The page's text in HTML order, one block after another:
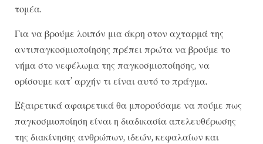
τομέα.
Για να βρούμε λοιπόν μια άκρη στον αχταρμά της
αντιπαγκοσμιοποίησης πρέπει πρώτα να βρούμε το
νήμα στο νεφέλωμα της παγκοσμιοποίησης, να
ορίσουμε κατ’ αρχήν τι είναι αυτό το πράγμα.
Eξαιρετικά αφαιρετικά θα μπορούσαμε να πούμε πως
παγκοσμιοποίηση είναι η διαδικασία απελευθέρωσης
της διακίνησης ανθρώπων, ιδεών, κεφαλαίων και